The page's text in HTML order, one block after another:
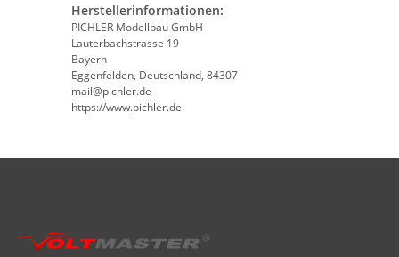
Herstellerinformationen:
PICHLER Modellbau GmbH
Lauterbachstrasse 19
Bayern
Eggenfelden, Deutschland, 84307
mail@pichler.de
https://www.pichler.de